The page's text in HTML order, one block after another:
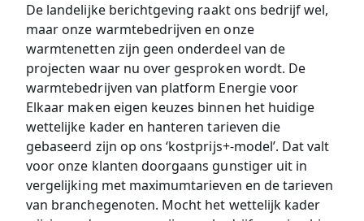
De landelijke berichtgeving raakt ons bedrijf wel,
maar onze warmtebedrijven en onze
warmtenetten zijn geen onderdeel van de
projecten waar nu over gesproken wordt. De
warmtebedrijven van platform Energie voor
Elkaar maken eigen keuzes binnen het huidige
wettelijke kader en hanteren tarieven die
gebaseerd zijn op ons ‘kostprijs+-model’. Dat valt
voor onze klanten doorgaans gunstiger uit in
vergelijking met maximumtarieven en de tarieven
van branchegenoten. Mocht het wettelijk kader